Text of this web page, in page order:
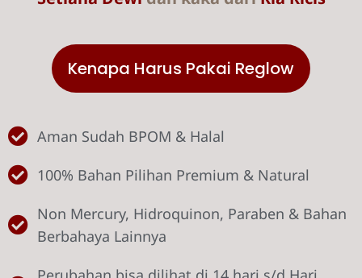
Kenapa Harus Pakai Reglow
Aman Sudah BPOM & Halal
100% Bahan Pilihan Premium & Natural
Non Mercury, Hidroquinon, Paraben & Bahan
Berbahaya Lainnya